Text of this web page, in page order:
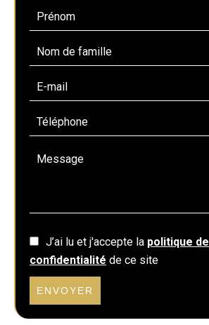
J’ai lu et j'accepte la politique de
confidentialité de ce site
ENVOYER